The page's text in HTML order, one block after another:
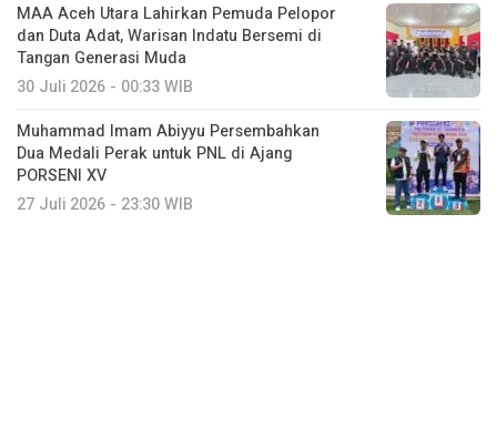
MAA Aceh Utara Lahirkan Pemuda Pelopor
dan Duta Adat, Warisan Indatu Bersemi di
Tangan Generasi Muda
30 Juli 2026 - 00:33 WIB
Muhammad Imam Abiyyu Persembahkan
Dua Medali Perak untuk PNL di Ajang
PORSENI XV
27 Juli 2026 - 23:30 WIB